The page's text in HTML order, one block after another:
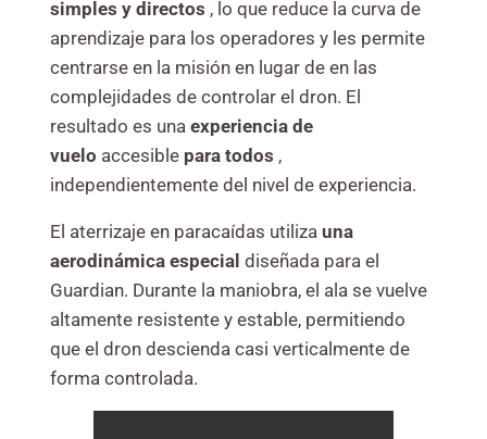
simples y directos , lo que reduce la curva de
aprendizaje para los operadores y les permite
centrarse en la misión en lugar de en las
complejidades de controlar el dron. El
resultado es una experiencia de
vuelo accesible para todos ,
independientemente del nivel de experiencia.
El aterrizaje en paracaídas utiliza una
aerodinámica especial diseñada para el
Guardian. Durante la maniobra, el ala se vuelve
altamente resistente y estable, permitiendo
que el dron descienda casi verticalmente de
forma controlada.